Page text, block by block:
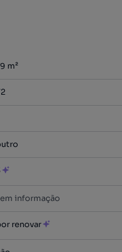
m²
informação
renovar